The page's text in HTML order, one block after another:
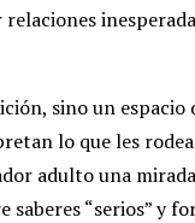
sino un
lo que les
adulto una
“serios” y